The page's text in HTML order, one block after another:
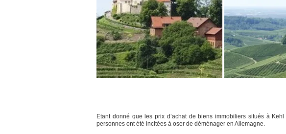
Etant donné que les prix d’achat de biens immobiliers situés à Kehl
personnes ont été incitées à oser de déménager en Allemagne.